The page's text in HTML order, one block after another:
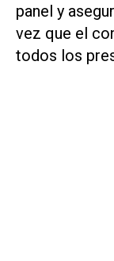
panel y
vez que el
todos los